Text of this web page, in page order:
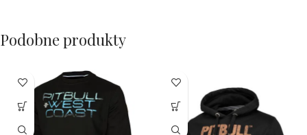
Podobne produkty